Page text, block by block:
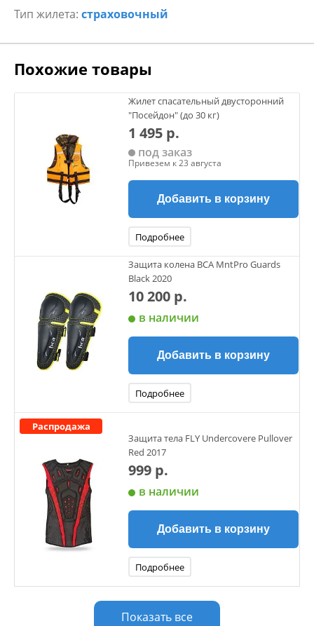
Тип жилета: страховочный
Похожие товары
Жилет спасательный двусторонний
"Посейдон" (до 30 кг)
1 495 р.
под заказ
Привезем к 23 августа
Добавить в корзину
Подробнее
Защита колена BCA MntPro Guards
Black 2020
10 200 р.
в наличии
Добавить в корзину
Подробнее
Распродажа
Защита тела FLY Undercovere Pullover
Red 2017
999 р.
в наличии
Добавить в корзину
Подробнее
Показать все